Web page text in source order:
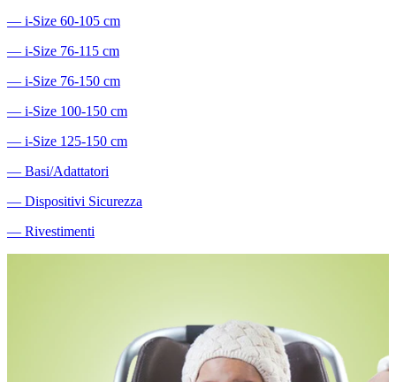
― i-Size 60-105 cm
― i-Size 76-115 cm
― i-Size 76-150 cm
― i-Size 100-150 cm
― i-Size 125-150 cm
― Basi/Adattatori
― Dispositivi Sicurezza
― Rivestimenti